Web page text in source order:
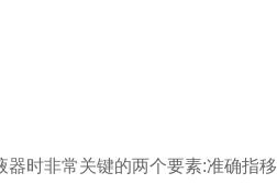
时非常关键的两个要素:准确指